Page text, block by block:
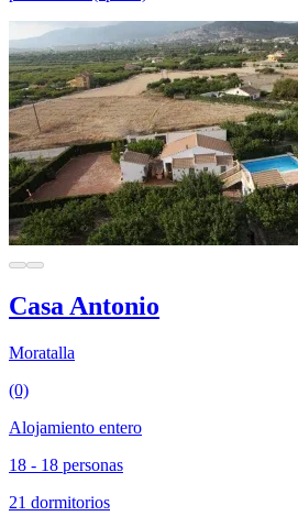
Casa Antonio
Moratalla
(0)
Alojamiento entero
18 - 18 personas
21 dormitorios